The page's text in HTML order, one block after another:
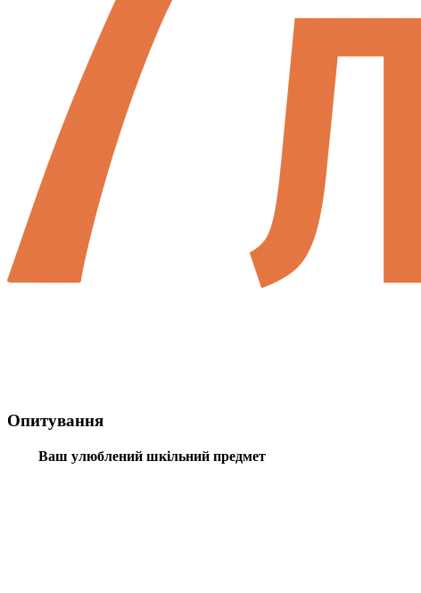
Опитування
Ваш улюблений шкільний предмет